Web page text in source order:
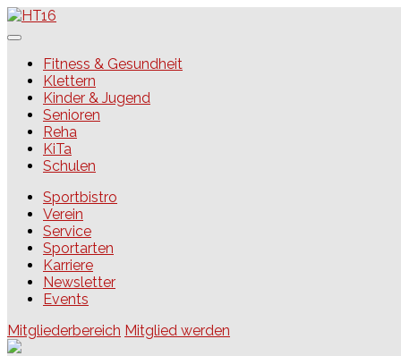
Skip
to
HT16Fitness & Gesundheit
Klettern
Kinder & Jugend
Senioren
Reha
KiTa
Schulen
Sportbistro
Verein
Service
Sportarten
Karriere
Newsletter
Events
Mitgliederbereich Mitglied werden